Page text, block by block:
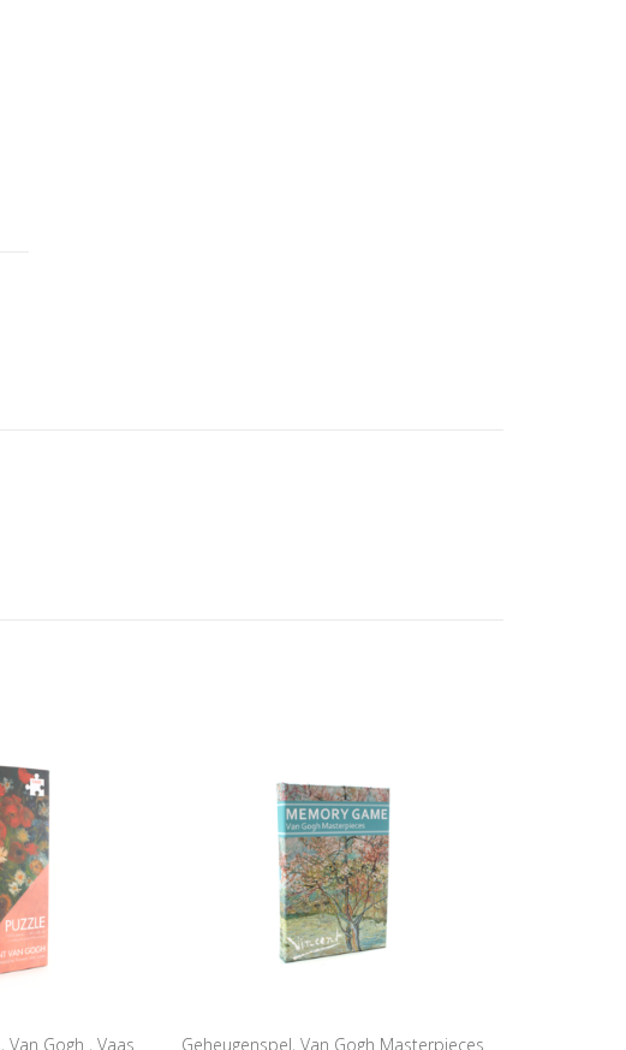
Van Gogh , Vaas
Geheugenspel, Van Gogh Masterpieces